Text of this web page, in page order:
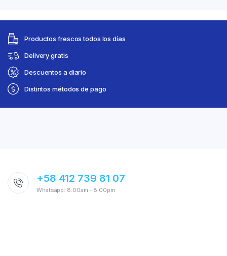
Productos frescos todos los días
Delivery gratis
Descuentos a diario
Distintos métodos de pago
+58 412 739 81 07
Whatsapp: 8:00am - 8:00pm